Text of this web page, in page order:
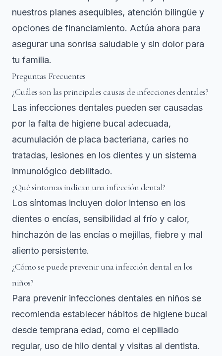
nuestros planes asequibles, atención bilingüe y
opciones de financiamiento. Actúa ahora para
asegurar una sonrisa saludable y sin dolor para
tu familia.
Preguntas Frecuentes
¿Cuáles son las principales causas de infecciones dentales?
Las infecciones dentales pueden ser causadas
por la falta de higiene bucal adecuada,
acumulación de placa bacteriana, caries no
tratadas, lesiones en los dientes y un sistema
inmunológico debilitado.
¿Qué síntomas indican una infección dental?
Los síntomas incluyen dolor intenso en los
dientes o encías, sensibilidad al frío y calor,
hinchazón de las encías o mejillas, fiebre y mal
aliento persistente.
¿Cómo se puede prevenir una infección dental en los
niños?
Para prevenir infecciones dentales en niños se
recomienda establecer hábitos de higiene bucal
desde temprana edad, como el cepillado
regular, uso de hilo dental y visitas al dentista.